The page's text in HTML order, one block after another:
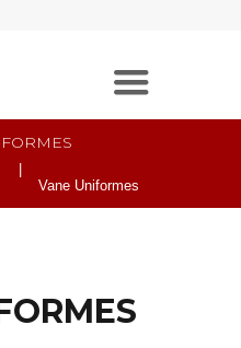
Vane Uniformes